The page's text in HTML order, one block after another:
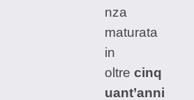
nza
maturata
in
oltre cinq
uant’anni